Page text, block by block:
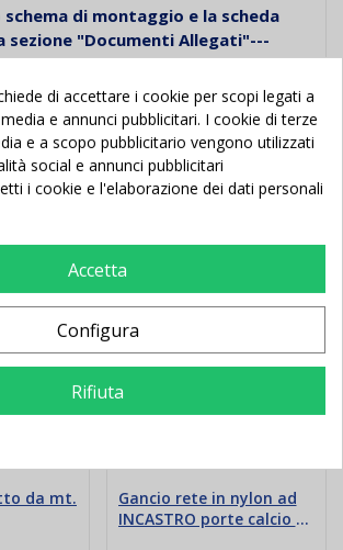
schema di montaggio e la scheda
sezione "Documenti Allegati"---
Piacerti
da mt.
Gancio rete in nylon ad
INCASTRO porte calcio e
di accettare i cookie per scopi legati a
e annunci pubblicitari. I cookie di terze
e a scopo pubblicitario vengono utilizzati
social e annunci pubblicitari
i cookie e l'elaborazione dei dati personali
Accetta
Configura
Rifiuta